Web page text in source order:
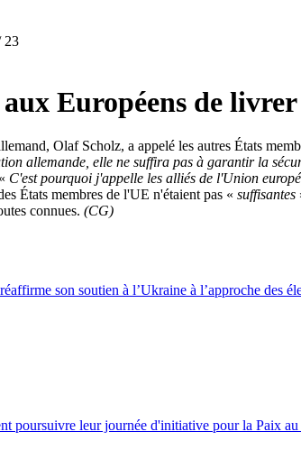
23
Européens de
Olaf Scholz, a appelé les autres États
allemande, elle ne suffira pas à garantir la
C'est pourquoi j'appelle les alliés de l'Union
États membres de l'UE n'étaient pas « suffisantes
connues. (CG)
son soutien à l’Ukraine à l’approche des
poursuivre leur journée d'initiative pour la Paix